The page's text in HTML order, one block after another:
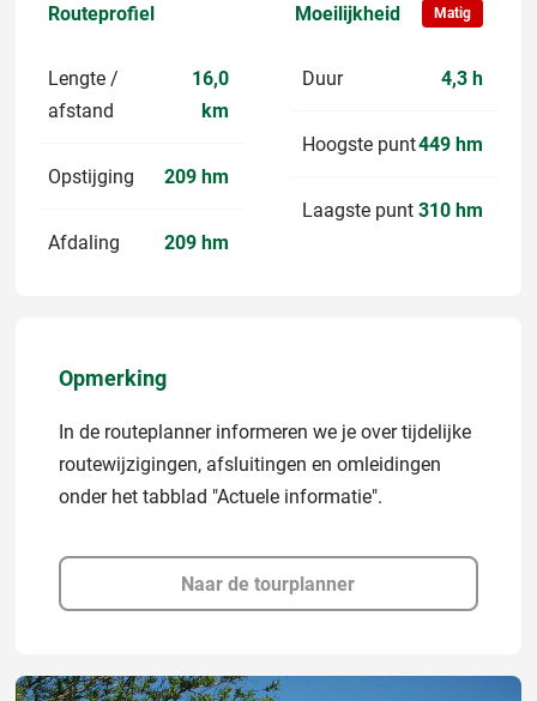
Routeprofiel Moeilijkheid Matig
Lengte /
afstand
16,0
km
Opstijging 209 hm
Afdaling 209 hm
Duur 4,3 h
Hoogste punt449 hm
Laagste punt 310 hm
Opmerking
In de routeplanner informeren we je over tijdelijke
routewijzigingen, afsluitingen en omleidingen
onder het tabblad "Actuele informatie".
Naar de tourplanner